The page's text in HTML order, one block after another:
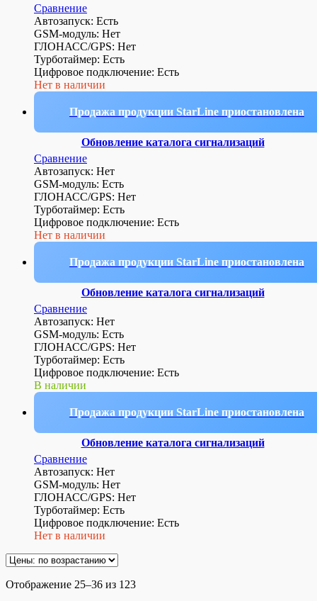
Сравнение
Автозапуск: Есть
GSM-модуль: Нет
ГЛОНАСС/GPS: Нет
Турботаймер: Есть
Цифровое подключение: Есть
Нет в наличии
Продажа продукции StarLine приостановлена
Обновление каталога сигнализаций
Сравнение
Автозапуск: Нет
GSM-модуль: Есть
ГЛОНАСС/GPS: Нет
Турботаймер: Есть
Цифровое подключение: Есть
Нет в наличии
Продажа продукции StarLine приостановлена
Обновление каталога сигнализаций
Сравнение
Автозапуск: Нет
GSM-модуль: Есть
ГЛОНАСС/GPS: Нет
Турботаймер: Есть
Цифровое подключение: Есть
В наличии
Продажа продукции StarLine приостановлена
Обновление каталога сигнализаций
Сравнение
Автозапуск: Нет
GSM-модуль: Нет
ГЛОНАСС/GPS: Нет
Турботаймер: Есть
Цифровое подключение: Есть
Нет в наличии
Отображение 25–36 из 123